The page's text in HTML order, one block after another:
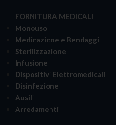
FORNITURA MEDICALI
Monouso
Medicazione e Bendaggi
Sterilizzazione
Infusione
Dispositivi Elettromedicali
Disinfezione
Ausili
Arredamenti